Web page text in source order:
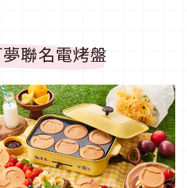
聯名電烤盤